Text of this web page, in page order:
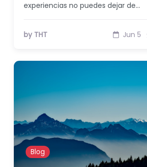
experiencias no puedes dejar de…
by THT Jun 5
Blog